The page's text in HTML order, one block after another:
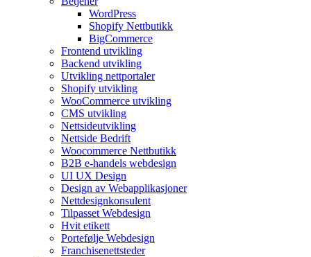
WordPress
Shopify Nettbutikk
BigCommerce
Frontend utvikling
Backend utvikling
Utvikling nettportaler
Shopify utvikling
WooCommerce utvikling
CMS utvikling
Nettsideutvikling
Nettside Bedrift
Woocommerce Nettbutikk
B2B e-handels webdesign
UI UX Design
Design av Webapplikasjoner
Nettdesignkonsulent
Tilpasset Webdesign
Hvit etikett
Portefølje Webdesign
Franchisenettsteder